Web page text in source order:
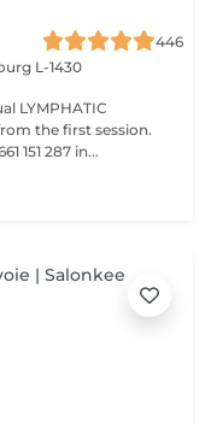
446
L-1430
151 287 in...